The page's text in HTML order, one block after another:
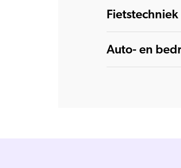
Fietstechniek
Auto- en